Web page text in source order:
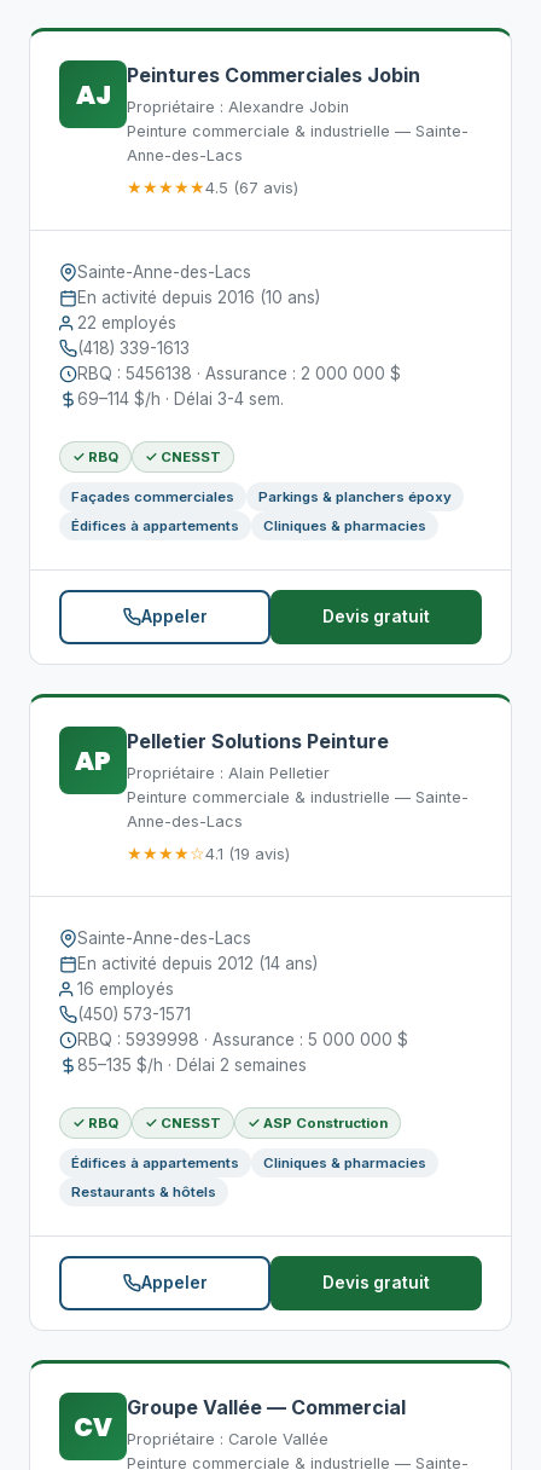
AJ
Peintures Commerciales Jobin
Propriétaire : Alexandre Jobin
Peinture commerciale & industrielle — Sainte-
Anne-des-Lacs
★★★★★4.5 (67 avis)
Sainte-Anne-des-Lacs
En activité depuis 2016 (10 ans)
22 employés
(418) 339-1613
RBQ : 5456138 · Assurance : 2 000 000 $
69–114 $/h · Délai 3-4 sem.
✓ RBQ ✓ CNESST
Façades commerciales
Parkings & planchers époxy
Édifices à appartements
Cliniques & pharmacies
Appeler Devis gratuit
AP
Pelletier Solutions Peinture
Propriétaire : Alain Pelletier
Peinture commerciale & industrielle — Sainte-
Anne-des-Lacs
★★★★☆4.1 (19 avis)
Sainte-Anne-des-Lacs
En activité depuis 2012 (14 ans)
16 employés
(450) 573-1571
RBQ : 5939998 · Assurance : 5 000 000 $
85–135 $/h · Délai 2 semaines
✓ RBQ ✓ CNESST ✓ ASP Construction
Édifices à appartements
Cliniques & pharmacies
Restaurants & hôtels
Appeler Devis gratuit
CV
Groupe Vallée — Commercial
Propriétaire : Carole Vallée
Peinture commerciale & industrielle — Sainte-